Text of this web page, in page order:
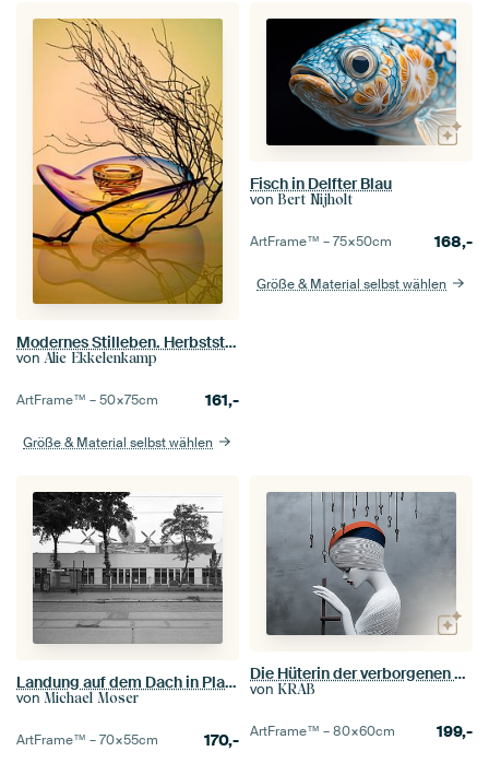
Modernes Stilleben. Herbststimmung. Glas.
von Alie Ekkelenkamp
ArtFrame™ –50×75cm 161,-
Größe & Material selbst wählen
Fisch in Delfter Blau
von Bert Nijholt
ArtFrame™ –75×50cm 168,-
Größe & Material selbst wählen
Landung auf dem Dach in Plagwitz - DDR-Interflug-Jet
von Michael Moser
ArtFrame™ –70×55cm 170,-
Die Hüterin der verborgenen Türen
von KRAB
ArtFrame™ –80×60cm 199,-